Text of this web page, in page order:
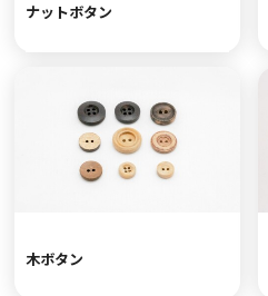
ナットボタン
木ボタン